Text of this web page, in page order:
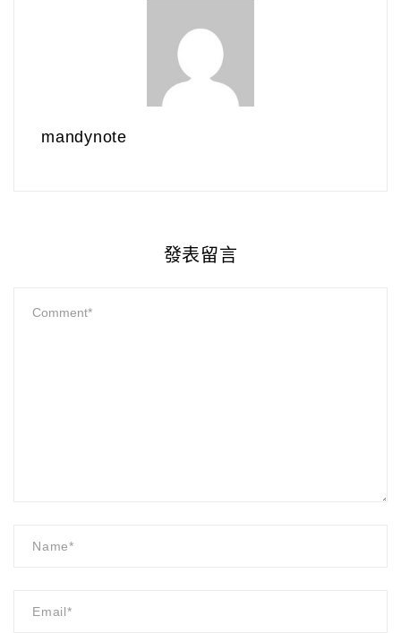
mandynote
發表留言